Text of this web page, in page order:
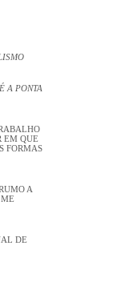
A PONTA
EM QUE
FORMAS
A
DE